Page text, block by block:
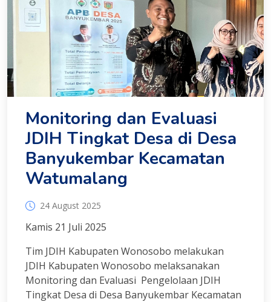
Monitoring dan Evaluasi
JDIH Tingkat Desa di Desa
Banyukembar Kecamatan
Watumalang
24 August 2025
Kamis 21 Juli 2025
Tim JDIH Kabupaten Wonosobo melakukan
JDIH Kabupaten Wonosobo melaksanakan
Monitoring dan Evaluasi Pengelolaan JDIH
Tingkat Desa di Desa Banyukembar Kecamatan